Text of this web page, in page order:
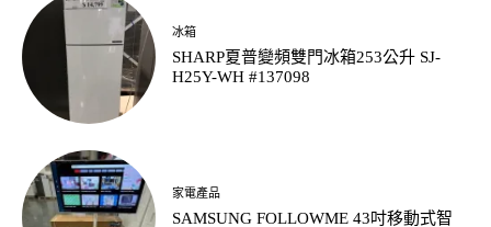
冰箱
SHARP夏普變頻雙門冰箱253公升 SJ-
H25Y-WH #137098
家電產品
SAMSUNG FOLLOWME 43吋移動式智